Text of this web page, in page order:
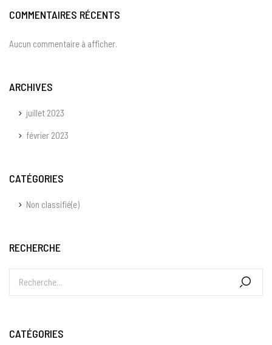
COMMENTAIRES RÉCENTS
Aucun commentaire à afficher.
ARCHIVES
juillet 2023
février 2023
CATÉGORIES
Non classifié(e)
RECHERCHE
CATÉGORIES